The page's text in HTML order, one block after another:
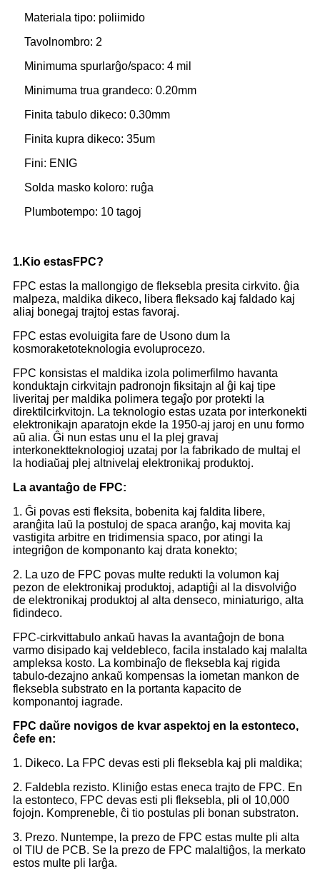
Materiala tipo: poliimido
Tavolnombro: 2
Minimuma spurlarĝo/spaco: 4 mil
Minimuma trua grandeco: 0.20mm
Finita tabulo dikeco: 0.30mm
Finita kupra dikeco: 35um
Fini: ENIG
Solda masko koloro: ruĝa
Plumbotempo: 10 tagoj
1.Kio estasFPC?
FPC estas la mallongigo de fleksebla presita cirkvito. ĝia
malpeza, maldika dikeco, libera fleksado kaj faldado kaj
aliaj bonegaj trajtoj estas favoraj.
FPC estas evoluigita fare de Usono dum la
kosmoraketoteknologia evoluprocezo.
FPC konsistas el maldika izola polimerfilmo havanta
konduktajn cirkvitajn padronojn fiksitajn al ĝi kaj tipe
liveritaj per maldika polimera tegaĵo por protekti la
direktilcirkvitojn. La teknologio estas uzata por interkonekti
elektronikajn aparatojn ekde la 1950-aj jaroj en unu formo
aŭ alia. Ĝi nun estas unu el la plej gravaj
interkonektteknologioj uzataj por la fabrikado de multaj el
la hodiaŭaj plej altnivelaj elektronikaj produktoj.
La avantaĝo de FPC:
1. Ĝi povas esti fleksita, bobenita kaj faldita libere,
aranĝita laŭ la postuloj de spaca aranĝo, kaj movita kaj
vastigita arbitre en tridimensia spaco, por atingi la
integriĝon de komponanto kaj drata konekto;
2. La uzo de FPC povas multe redukti la volumon kaj
pezon de elektronikaj produktoj, adaptiĝi al la disvolviĝo
de elektronikaj produktoj al alta denseco, miniaturigo, alta
fidindeco.
FPC-cirkvittabulo ankaŭ havas la avantaĝojn de bona
varmo disipado kaj veldebleco, facila instalado kaj malalta
ampleksa kosto. La kombinaĵo de fleksebla kaj rigida
tabulo-dezajno ankaŭ kompensas la iometan mankon de
fleksebla substrato en la portanta kapacito de
komponantoj iagrade.
FPC daŭre novigos de kvar aspektoj en la estonteco,
ĉefe en:
1. Dikeco. La FPC devas esti pli fleksebla kaj pli maldika;
2. Faldebla rezisto. Kliniĝo estas eneca trajto de FPC. En
la estonteco, FPC devas esti pli fleksebla, pli ol 10,000
fojojn. Kompreneble, ĉi tio postulas pli bonan substraton.
3. Prezo. Nuntempe, la prezo de FPC estas multe pli alta
ol TIU de PCB. Se la prezo de FPC malaltiĝos, la merkato
estos multe pli larĝa.